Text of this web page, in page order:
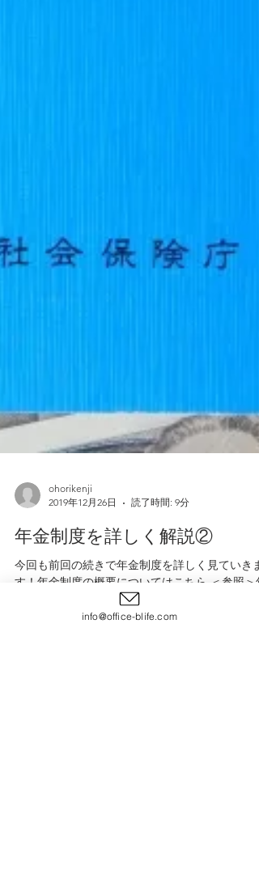
ohorikenji
2019年12月26日
読了時間: 9分
年金制度を詳しく解説②
今回も前回の続きで年金制度を詳しく見ていきま
す！年金制度の概要についてはこちら ＜参照＞年
info@office-blife.com